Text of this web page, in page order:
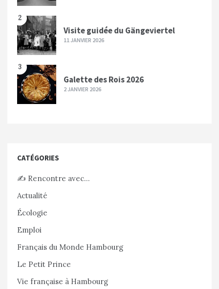
2
Visite guidée du Gängeviertel
11 JANVIER 2026
3
Galette des Rois 2026
2 JANVIER 2026
CATÉGORIES
✍️ Rencontre avec…
Actualité
Écologie
Emploi
Français du Monde Hambourg
Le Petit Prince
Vie française à Hambourg